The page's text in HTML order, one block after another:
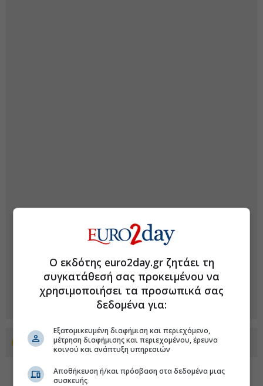
Προσθέστε το euro2day.gr στο Discover
Ο εκδότης euro2day.gr ζητάει τη
συγκατάθεσή σας προκειμένου να
χρησιμοποιήσει τα προσωπικά σας
δεδομένα για:
Εξατομικευμένη διαφήμιση και περιεχόμενο,
μέτρηση διαφήμισης και περιεχομένου, έρευνα
κοινού και ανάπτυξη υπηρεσιών
Αποθήκευση ή/και πρόσβαση στα δεδομένα μιας
συσκευής